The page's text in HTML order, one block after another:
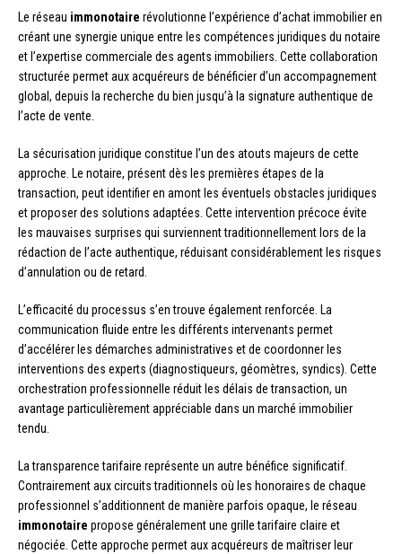
Le réseau immonotaire révolutionne l’expérience d’achat immobilier en
créant une synergie unique entre les compétences juridiques du notaire
et l’expertise commerciale des agents immobiliers. Cette collaboration
structurée permet aux acquéreurs de bénéficier d’un accompagnement
global, depuis la recherche du bien jusqu’à la signature authentique de
l’acte de vente.
La sécurisation juridique constitue l’un des atouts majeurs de cette
approche. Le notaire, présent dès les premières étapes de la
transaction, peut identifier en amont les éventuels obstacles juridiques
et proposer des solutions adaptées. Cette intervention précoce évite
les mauvaises surprises qui surviennent traditionnellement lors de la
rédaction de l’acte authentique, réduisant considérablement les risques
d’annulation ou de retard.
L’efficacité du processus s’en trouve également renforcée. La
communication fluide entre les différents intervenants permet
d’accélérer les démarches administratives et de coordonner les
interventions des experts (diagnostiqueurs, géomètres, syndics). Cette
orchestration professionnelle réduit les délais de transaction, un
avantage particulièrement appréciable dans un marché immobilier
tendu.
La transparence tarifaire représente un autre bénéfice significatif.
Contrairement aux circuits traditionnels où les honoraires de chaque
professionnel s’additionnent de manière parfois opaque, le réseau
immonotaire propose généralement une grille tarifaire claire et
négociée. Cette approche permet aux acquéreurs de maîtriser leur